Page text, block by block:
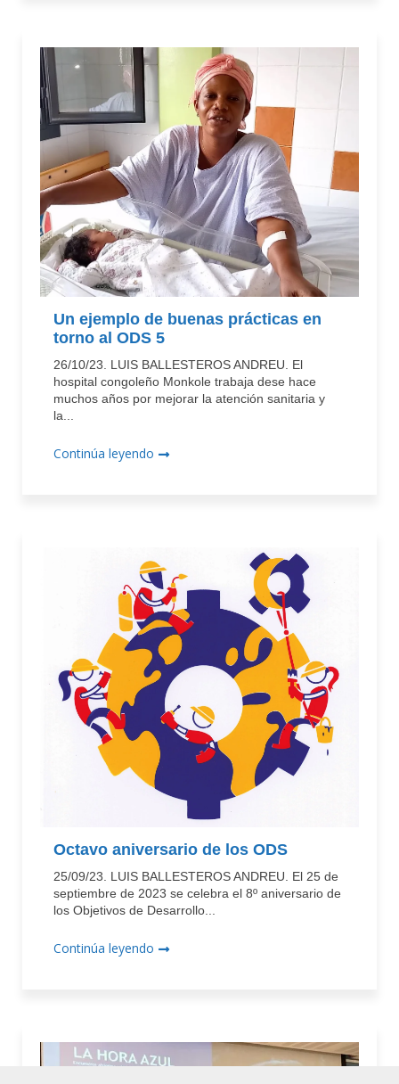
Un ejemplo de buenas prácticas en
torno al ODS 5
26/10/23. LUIS BALLESTEROS ANDREU. El
hospital congoleño Monkole trabaja dese hace
muchos años por mejorar la atención sanitaria y
la...
Continúa leyendo
Octavo aniversario de los ODS
25/09/23. LUIS BALLESTEROS ANDREU. El 25 de
septiembre de 2023 se celebra el 8º aniversario de
los Objetivos de Desarrollo...
Continúa leyendo